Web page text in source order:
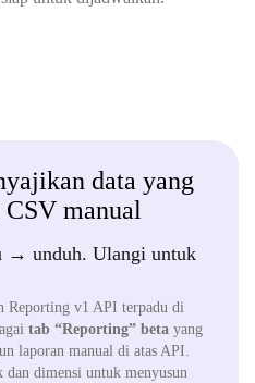
data yang
manual
unduh. Ulangi untuk
Reporting v1 API terpadu di
tab “Reporting” beta yang
laporan manual di atas API.
dimensi untuk menyusun